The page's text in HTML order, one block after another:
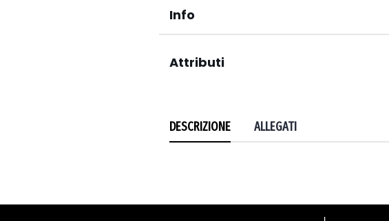
Info
Attributi
DESCRIZIONE ALLEGATI